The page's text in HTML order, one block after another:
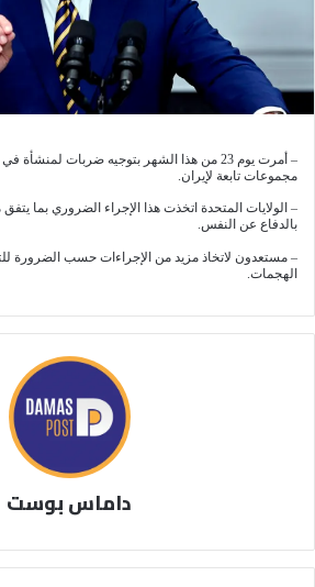
– أمرت يوم 23 من هذا الشهر بتوجيه ضربات
مجموعات تابعة لإيران.
– الولايات المتحدة اتخذت هذا الإجراء الضروري بما
بالدفاع عن النفس.
– مستعدون لاتخاذ مزيد من الإجراءات حسب الضرورة
الهجمات.
داماس بوست